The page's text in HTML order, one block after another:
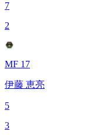
7
2
MF 17
伊藤 恵亮
5
3